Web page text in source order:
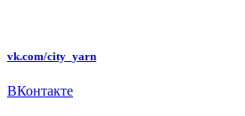
vk.com/city_yarn
ВКонтакте